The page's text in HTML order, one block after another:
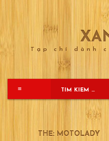
to
Tạp chí dành
≡
THẺ: MOTOLADY